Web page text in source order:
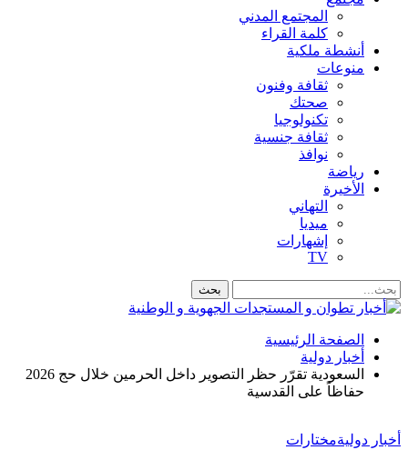
المجتمع المدني
كلمة القراء
أنشطة ملكية
منوعات
ثقافة وفنون
صحتك
تكنولوجيا
ثقافة جنسية
نوافذ
رياضة
الأخيرة
التهاني
ميديا
إشهارات
TV
الصفحة الرئيسية
أخبار دولية
السعودية تقرّر حظر التصوير داخل الحرمين خلال حج 2026
حفاظاً على القدسية
أخبار دوليةمختارات